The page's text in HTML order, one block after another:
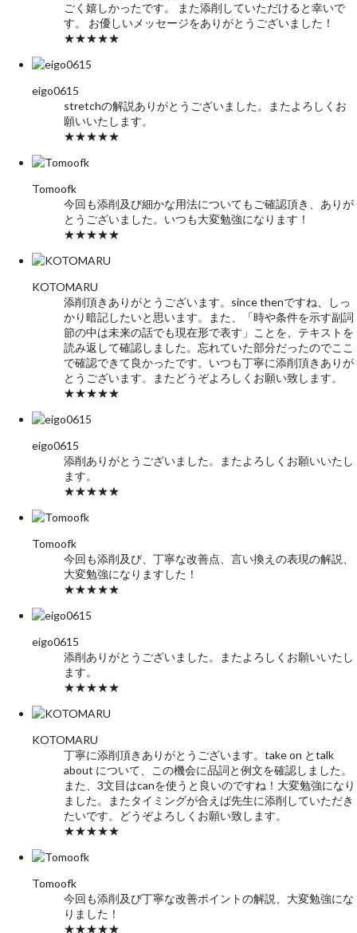
ごく嬉しかったです。 また添削していただけると幸いで
す。 お優しいメッセージをありがとうございました！
★★★★★
eigo0615
stretchの解説ありがとうございました。またよろしくお
願いいたします。
★★★★★
Tomoofk
今回も添削及び細かな用法についてもご確認頂き、ありが
とうございました。いつも大変勉強になります！
★★★★★
KOTOMARU
添削頂きありがとうございます。since thenですね、しっ
かり暗記したいと思います。また、「時や条件を示す副詞
節の中は未来の話でも現在形で表す」ことを、テキストを
読み返して確認しました。忘れていた部分だったのでここ
で確認できて良かったです。いつも丁寧に添削頂きありが
とうございます。またどうぞよろしくお願い致します。
★★★★★
eigo0615
添削ありがとうございました。またよろしくお願いいたし
ます。
★★★★★
Tomoofk
今回も添削及び、丁寧な改善点、言い換えの表現の解説、
大変勉強になりますした！
★★★★★
eigo0615
添削ありがとうございました。またよろしくお願いいたし
ます。
★★★★★
KOTOMARU
丁寧に添削頂きありがとうございます。take on とtalk
about について、この機会に品詞と例文を確認しました。
また、3文目はcanを使うと良いのですね！大変勉強になり
ました。またタイミングが合えば先生に添削していただき
たいです。どうぞよろしくお願い致します。
★★★★★
Tomoofk
今回も添削及び丁寧な改善ポイントの解説、大変勉強にな
りました！
★★★★★